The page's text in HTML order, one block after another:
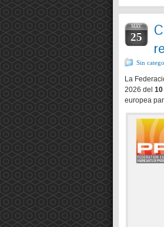
MAY
25
Sin
La
2026 del 10
europea